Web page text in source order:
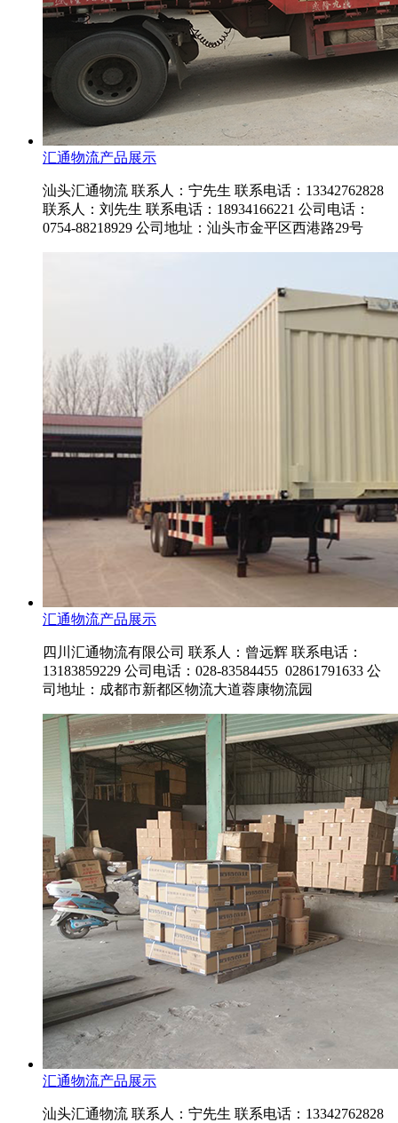
汇通物流产品展示
汕头汇通物流 联系人：宁先生 联系电话：13342762828
联系人：刘先生 联系电话：18934166221 公司电话：
0754-88218929 公司地址：汕头市金平区西港路29号
汇通物流产品展示
四川汇通物流有限公司 联系人：曾远辉 联系电话：
13183859229 公司电话：028-83584455 02861791633 公
司地址：成都市新都区物流大道蓉康物流园
汇通物流产品展示
汕头汇通物流 联系人：宁先生 联系电话：13342762828